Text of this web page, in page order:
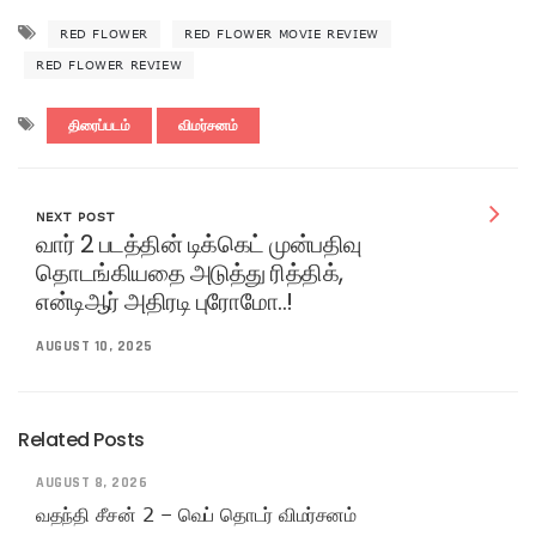
RED FLOWER RED FLOWER MOVIE REVIEW
RED FLOWER REVIEW
திரைப்படம் விமர்சனம்
NEXT POST
வார் 2 படத்தின் டிக்கெட் முன்பதிவு
தொடங்கியதை அடுத்து ரித்திக்,
என்டிஆர் அதிரடி புரோமோ..!
AUGUST 10, 2025
Related Posts
AUGUST 8, 2026
வதந்தி சீசன் 2 – வெப் தொடர் விமர்சனம்